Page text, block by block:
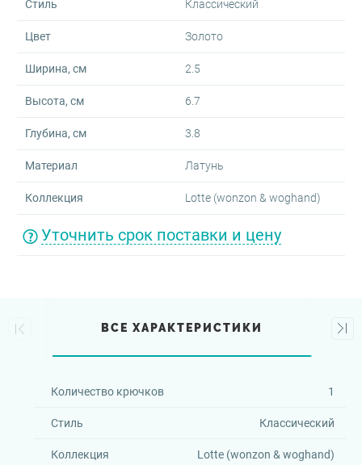
Стиль Классический
Цвет Золото
Ширина, см 2.5
Высота, см 6.7
Глубина, см 3.8
Материал Латунь
Коллекция Lotte (wonzon & woghand)
Уточнить срок поставки и цену
ВСЕ ХАРАКТЕРИСТИКИ
Количество крючков 1
Стиль Классический
Коллекция Lotte (wonzon & woghand)